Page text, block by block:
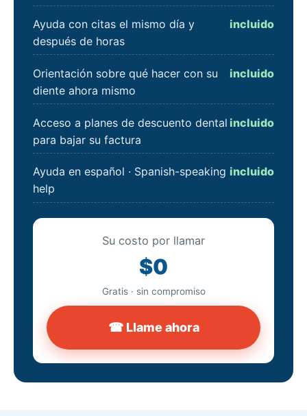
Ayuda con citas el mismo día y
después de horas
incluido
Orientación sobre qué hacer con su
diente ahora mismo
incluido
Acceso a planes de descuento dental
para bajar su factura
incluido
Ayuda en español · Spanish-speaking
help
incluido
Su costo por llamar
$0
Gratis · sin compromiso
☎ Llame ahora